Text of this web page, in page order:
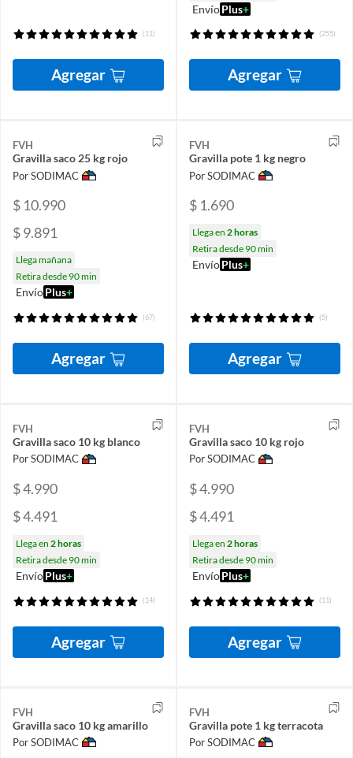
(11)
Agregar
EnvíoPlus+
(255)
Agregar
FVH
Gravilla saco 25 kg rojo
Por SODIMAC
$ 10.990
$ 9.891
Llega mañana
Retira desde 90 min
EnvíoPlus+
(67)
Agregar
FVH
Gravilla pote 1 kg negro
Por SODIMAC
$ 1.690
Llega en 2 horas
Retira desde 90 min
EnvíoPlus+
(5)
Agregar
FVH
Gravilla saco 10 kg blanco
Por SODIMAC
$ 4.990
$ 4.491
Llega en 2 horas
Retira desde 90 min
EnvíoPlus+
(14)
Agregar
FVH
Gravilla saco 10 kg rojo
Por SODIMAC
$ 4.990
$ 4.491
Llega en 2 horas
Retira desde 90 min
EnvíoPlus+
(11)
Agregar
FVH
Gravilla saco 10 kg amarillo
Por SODIMAC
FVH
Gravilla pote 1 kg terracota
Por SODIMAC